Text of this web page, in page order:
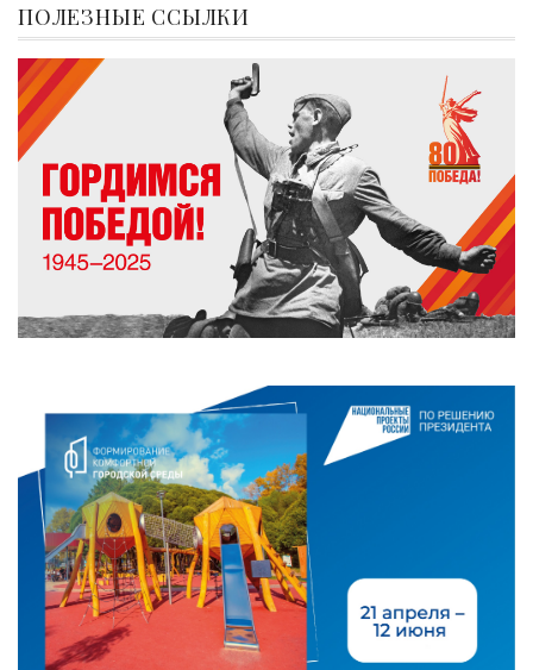
ПОЛЕЗНЫЕ ССЫЛКИ